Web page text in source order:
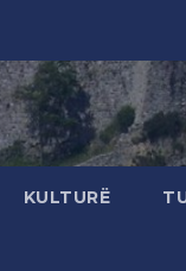
KULTURË